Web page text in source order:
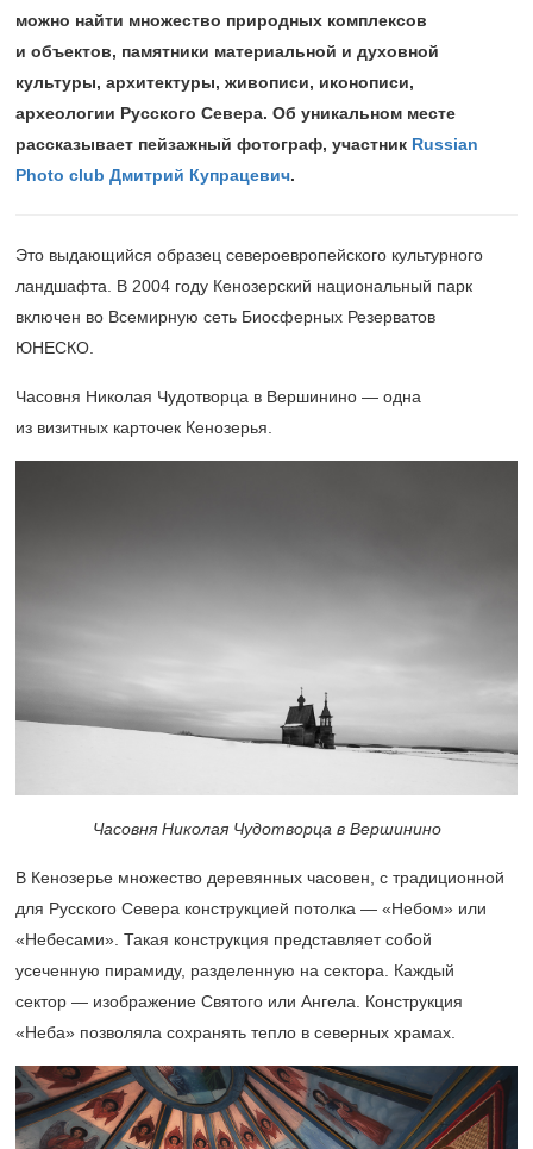
можно найти множество природных комплексов
и объектов, памятники материальной и духовной
культуры, архитектуры, живописи, иконописи,
археологии Русского Севера. Об уникальном месте
рассказывает пейзажный фотограф, участник Russian
Photo club Дмитрий Купрацевич.​
Это выдающийся образец североевропейского культурного
ландшафта. В 2004 году Кенозерский национальный парк
включен во Всемирную сеть Биосферных Резерватов
ЮНЕСКО.
Часовня Николая Чудотворца в Вершинино — одна
из визитных карточек Кенозерья.
Часовня Николая Чудотворца в Вершинино
В Кенозерье множество деревянных часовен, с традиционной
для Русского Севера конструкцией потолка — «Небом» или
«Небесами». Такая конструкция представляет собой
усеченную пирамиду, разделенную на сектора. Каждый
сектор — изображение Святого или Ангела. Конструкция
«Неба» позволяла сохранять тепло в северных храмах.